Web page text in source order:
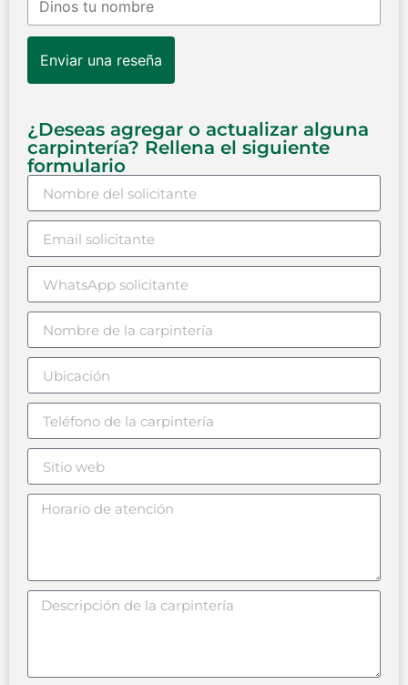
Enviar una reseña
¿Deseas agregar o actualizar alguna
carpintería? Rellena el siguiente
formulario